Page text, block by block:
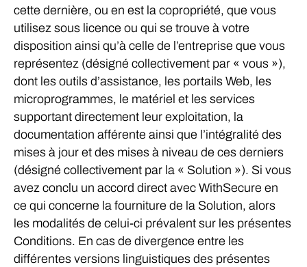
cette dernière, ou en est la copropriété, que vous
utilisez sous licence ou qui se trouve à votre
disposition ainsi qu’à celle de l’entreprise que vous
représentez (désigné collectivement par « vous »),
dont les outils d’assistance, les portails Web, les
microprogrammes, le matériel et les services
supportant directement leur exploitation, la
documentation afférente ainsi que l’intégralité des
mises à jour et des mises à niveau de ces derniers
(désigné collectivement par la « Solution »). Si vous
avez conclu un accord direct avec WithSecure en
ce qui concerne la fourniture de la Solution, alors
les modalités de celui-ci prévalent sur les présentes
Conditions. En cas de divergence entre les
différentes versions linguistiques des présentes